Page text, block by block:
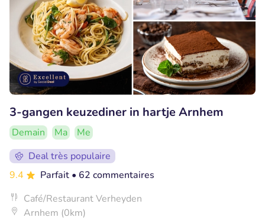
3-gangen keuzediner in hartje Arnhem
Demain Ma
Me
Deal très populaire
9.4
Parfait • 62 commentaires
Café/Restaurant Verheyden
Arnhem (0km)